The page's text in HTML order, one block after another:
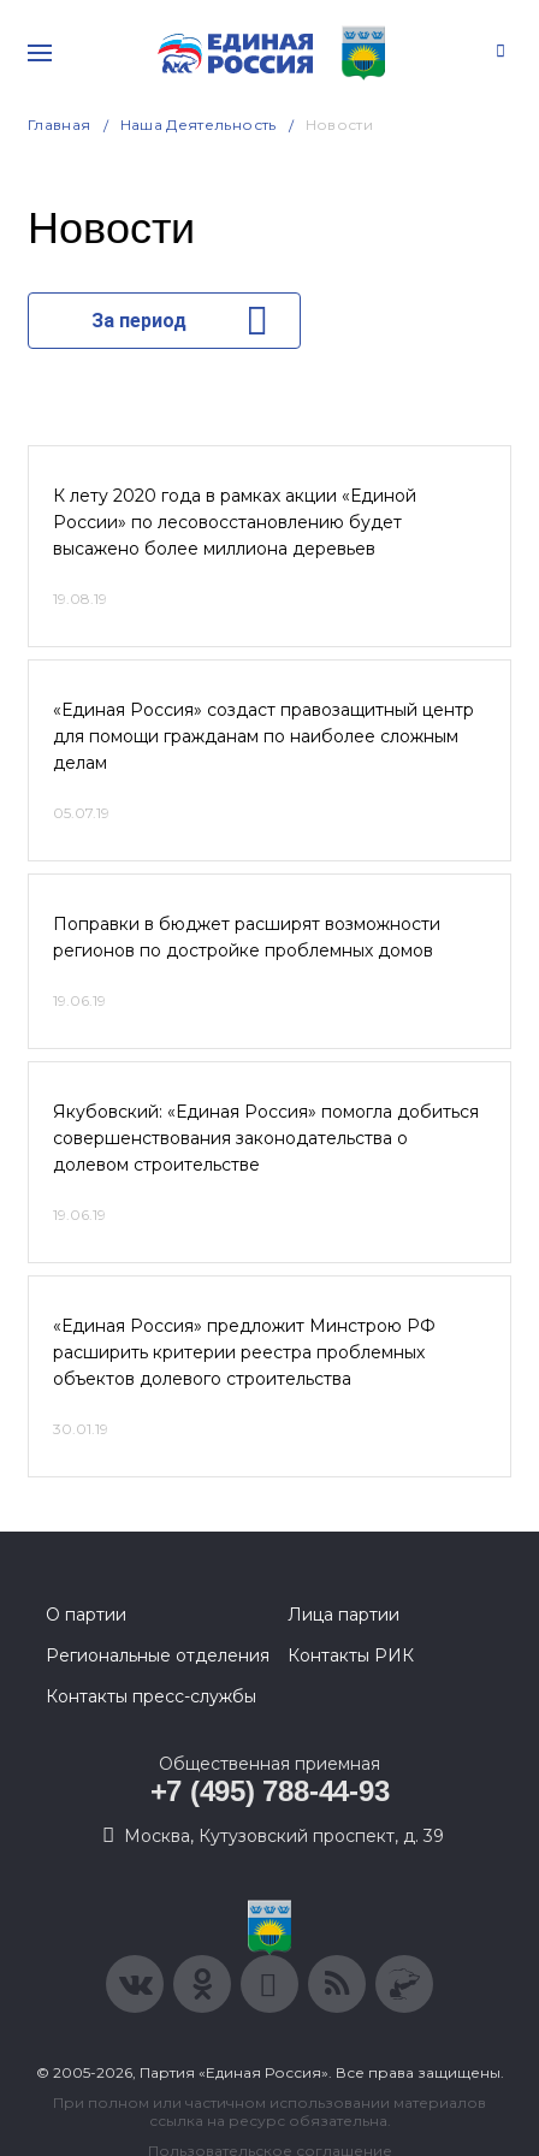
Главная Наша Деятельность Новости
Новости
За период
К лету 2020 года в рамках акции «Единой
России» по лесовосстановлению будет
высажено более миллиона деревьев
19.08.19
«Единая Россия» создаст правозащитный центр
для помощи гражданам по наиболее сложным
делам
05.07.19
Поправки в бюджет расширят возможности
регионов по достройке проблемных домов
19.06.19
Якубовский: «Единая Россия» помогла добиться
совершенствования законодательства о
долевом строительстве
19.06.19
«Единая Россия» предложит Минстрою РФ
расширить критерии реестра проблемных
объектов долевого строительства
30.01.19
О партии
Лица партии
Региональные отделения
Контакты РИК
Контакты пресс-службы
Общественная приемная
+7 (495) 788-44-93
Москва, Кутузовский проспект, д. 39
© 2005-2026, Партия «Единая Россия». Все права защищены.
При полном или частичном использовании материалов
ссылка на ресурс обязательна.
Пользовательское соглашение